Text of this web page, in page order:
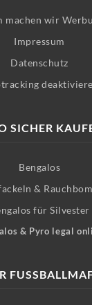
machen wir
Impressum
Datenschutz
SICHER
Bengalos
&
für Silvester
& Pyro legal